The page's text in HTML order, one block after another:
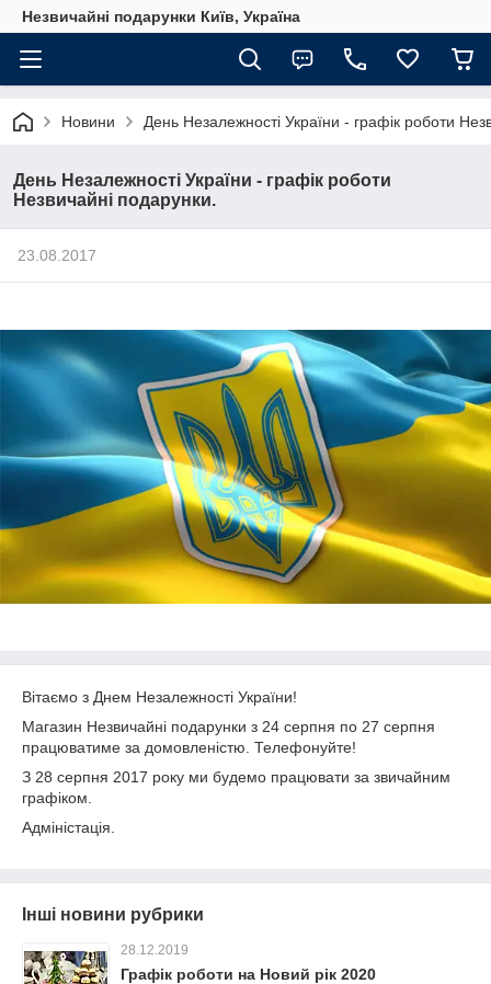
Незвичайні подарунки Київ, Україна
Новини День Незалежності України - графік роботи
День Незалежності України - графік роботи
Незвичайні подарунки.
23.08.2017
Вітаємо з Днем Незалежності України!
Магазин Незвичайні подарунки з 24 серпня по 27 серпня
працюватиме за домовленістю. Телефонуйте!
З 28 серпня 2017 року ми будемо працювати за звичайним
графіком.
Адміністація.
Інші новини рубрики
28.12.2019
Графік роботи на Новий рік 2020